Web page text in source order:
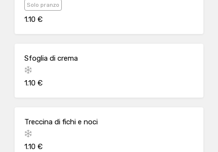
Solo pranzo
1.10 €
Sfoglia di crema
1.10 €
Treccina di fichi e noci
1.10 €